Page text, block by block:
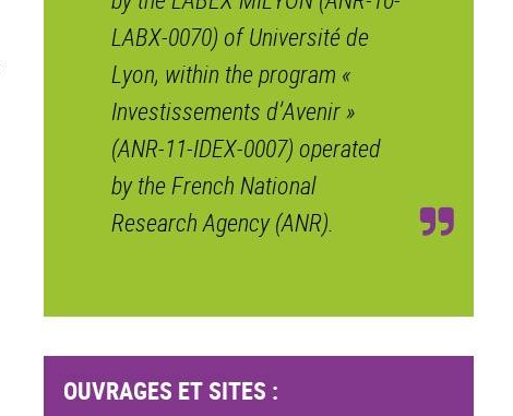
LABX-0070) of Université de
Lyon, within the program «
Investissements d’Avenir »
(ANR-11-IDEX-0007) operated
by the French National
Research Agency (ANR).
OUVRAGES ET SITES :